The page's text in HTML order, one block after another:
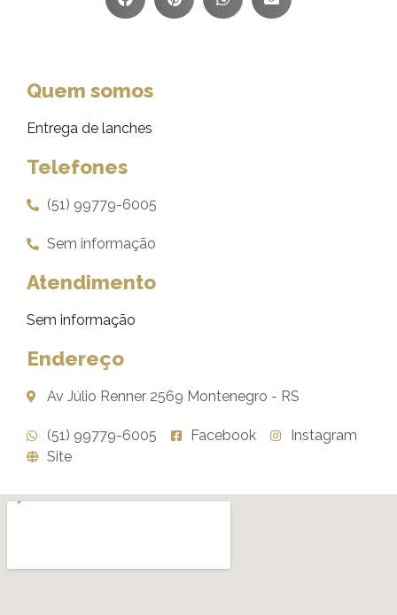
Quem somos
Entrega de lanches
Telefones
(51) 99779-6005
Sem informação
Atendimento
Sem informação
Endereço
Av Júlio Renner 2569 Montenegro - RS
(51) 99779-6005 Facebook
Instagram
Site